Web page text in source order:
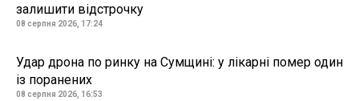
залишити відстрочку
08 серпня 2026, 17:24
Удар дрона по ринку на Сумщині: у лікарні помер один
із поранених
08 серпня 2026, 16:53